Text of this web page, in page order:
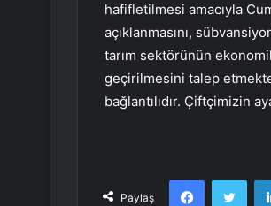
hafifletilmesi amacıyla
açıklanmasını,
tarım sektörünün
geçirilmesini talep
bağlantılıdır. Çiftçimizin
Paylaş
Facebook